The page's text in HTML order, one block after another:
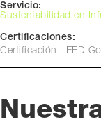
Servicio:
Sustentabilidad en
Certificaciones:
Certificación LEED